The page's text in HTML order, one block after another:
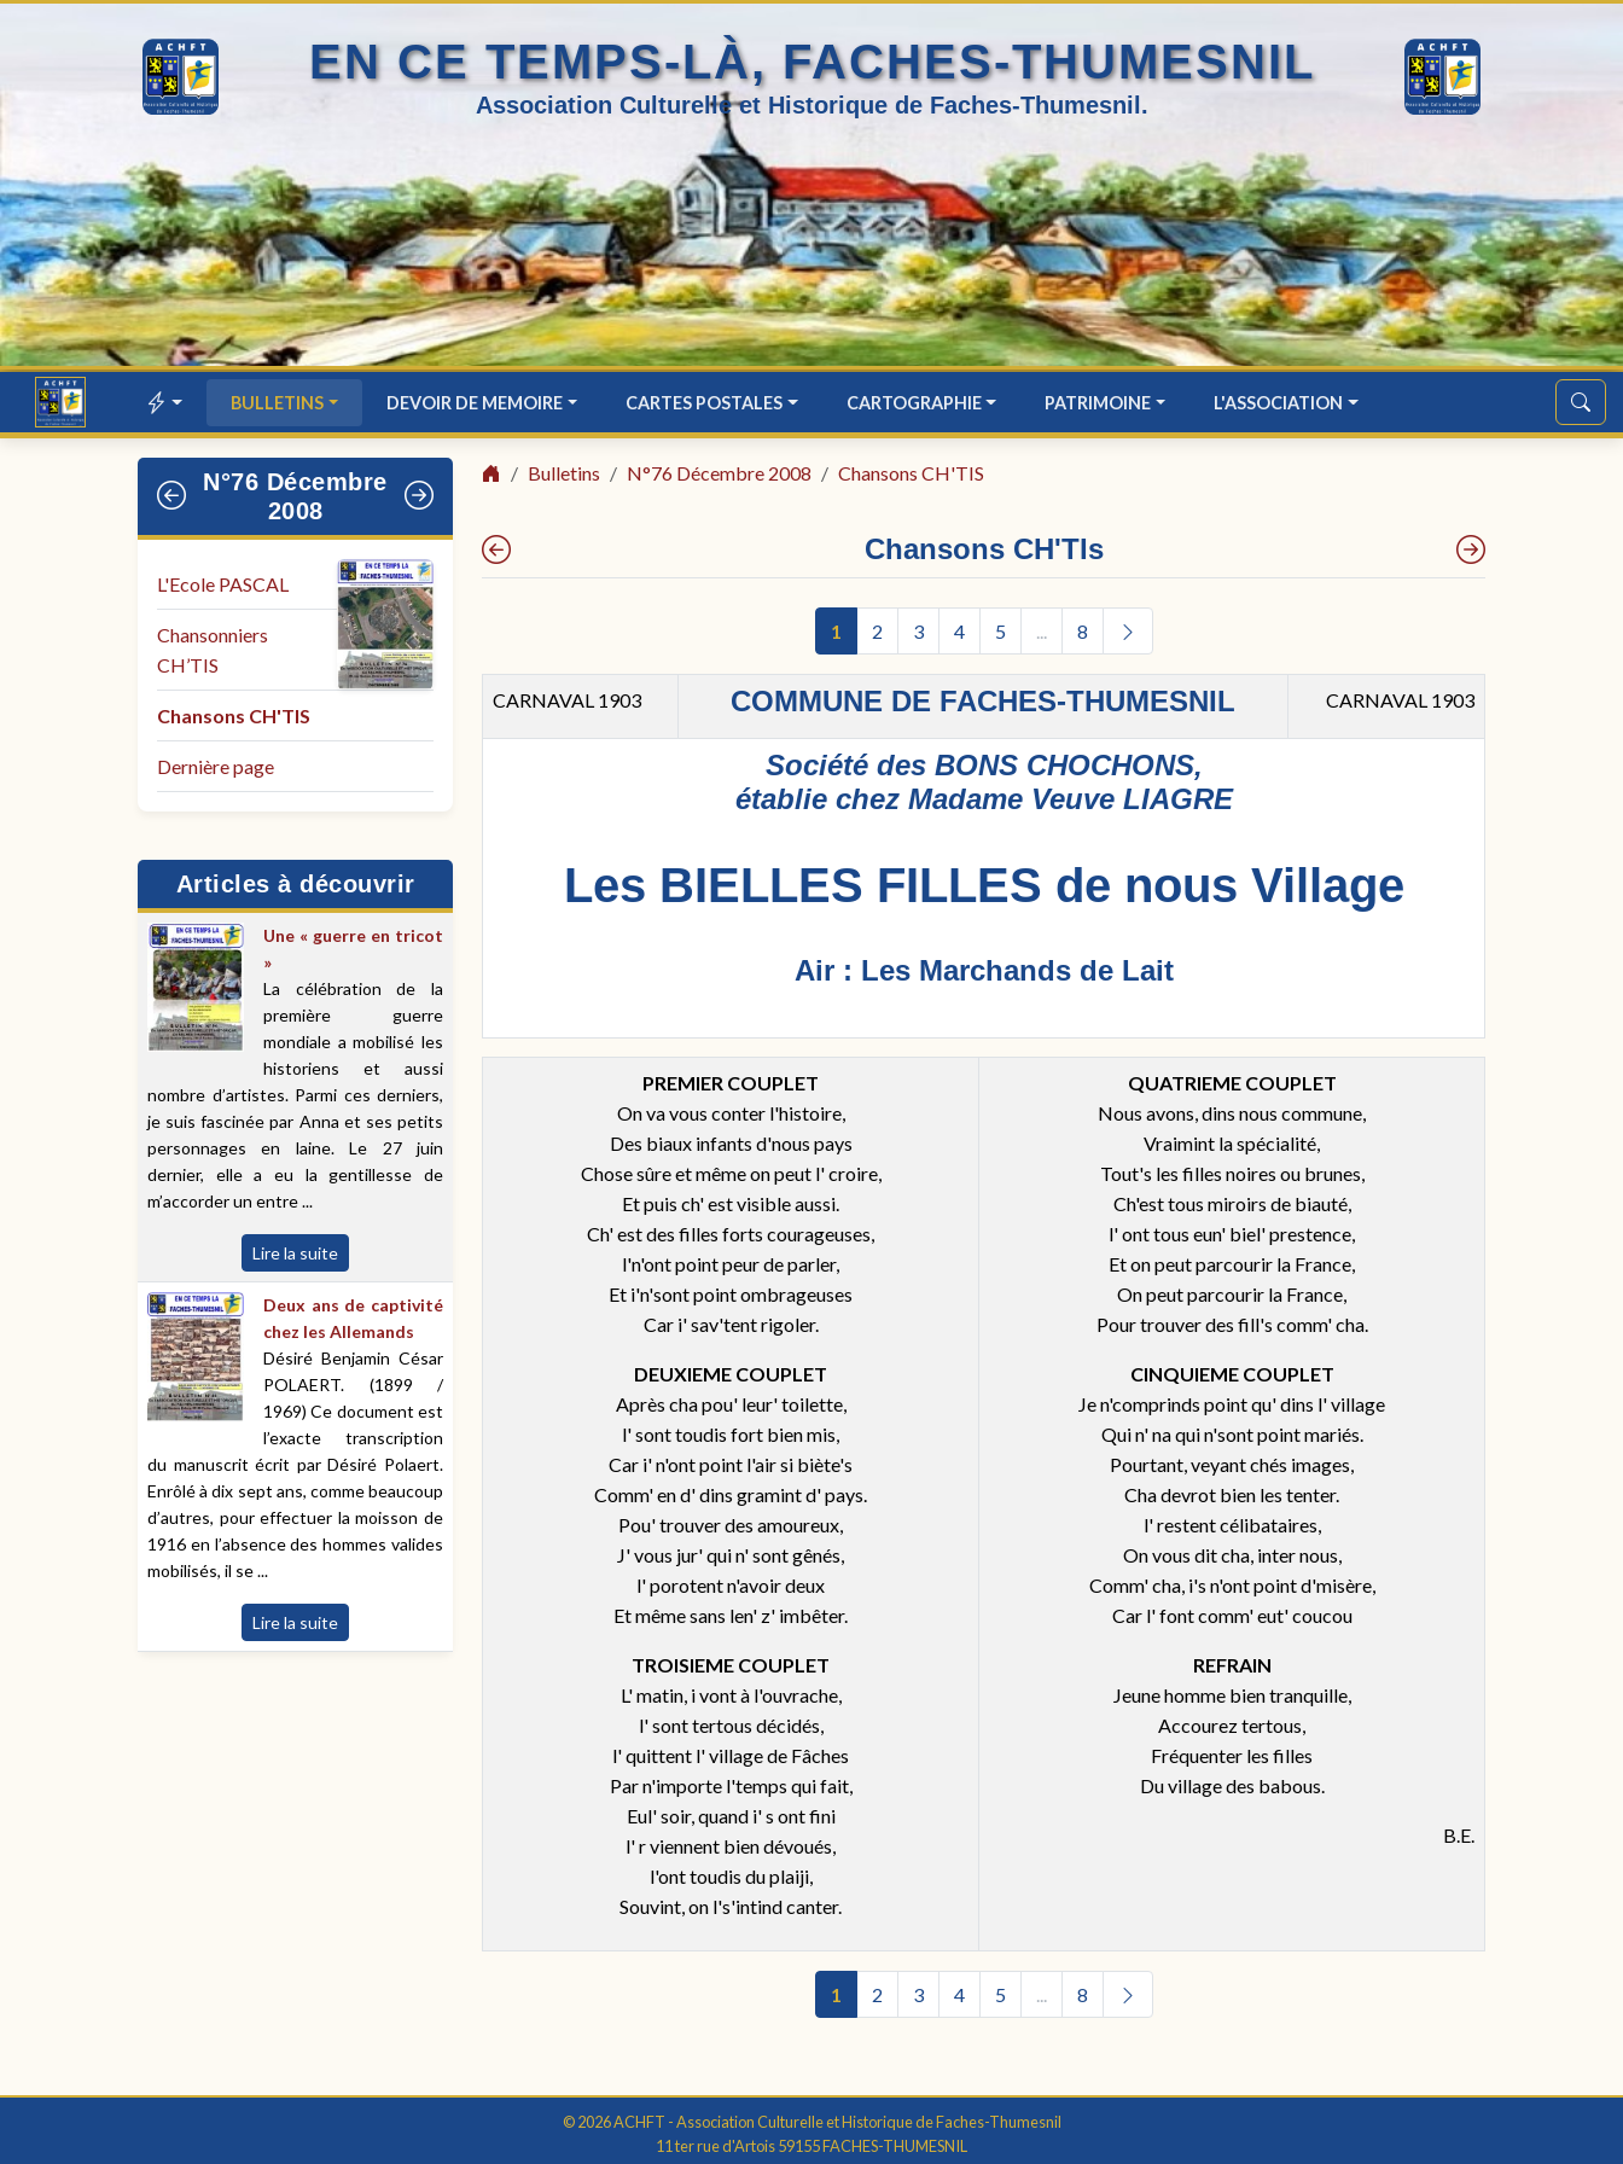
EN CE TEMPS-LÀ, FACHES-THUMESNIL
Association Culturelle et Historique de Faches-Thumesnil.
BULLETINS DEVOIR DE MEMOIRE CARTES POSTALES CARTOGRAPHIE PATRIMOINE L'ASSOCIATION
N°76 Décembre
2008
L'Ecole PASCAL
Chansonniers
CH’TIS
Chansons CH'TIS
Dernière page
Articles à découvrir
Une « guerre en tricot
»
La célébration de la
première guerre
mondiale a mobilisé les
historiens et aussi
nombre d’artistes. Parmi ces derniers,
je suis fascinée par Anna et ses petits
personnages en laine. Le 27 juin
dernier, elle a eu la gentillesse de
m’accorder un entre ...
Lire la suite
Deux ans de captivité
chez les Allemands
Désiré Benjamin César
POLAERT. (1899 /
1969) Ce document est
l’exacte transcription
du manuscrit écrit par Désiré Polaert.
Enrôlé à dix sept ans, comme beaucoup
d’autres, pour effectuer la moisson de
1916 en l’absence des hommes valides
mobilisés, il se ...
Lire la suite
Bulletins N°76 Décembre 2008 Chansons CH'TIS
Chansons CH'TIs
1 2 3 4 5 ... 8
CARNAVAL 1903 COMMUNE DE FACHES-THUMESNIL CARNAVAL 1903
Société des BONS CHOCHONS,
établie chez Madame Veuve LIAGRE
Les BIELLES FILLES de nous Village
Air : Les Marchands de Lait
PREMIER COUPLET
On va vous conter l'histoire,
Des biaux infants d'nous pays
Chose sûre et même on peut l' croire,
Et puis ch' est visible aussi.
Ch' est des filles forts courageuses,
l'n'ont point peur de parler,
Et i'n'sont point ombrageuses
Car i' sav'tent rigoler.
DEUXIEME COUPLET
Après cha pou' leur' toilette,
l' sont toudis fort bien mis,
Car i' n'ont point l'air si biète's
Comm' en d' dins gramint d' pays.
Pou' trouver des amoureux,
J' vous jur' qui n' sont gênés,
l' porotent n'avoir deux
Et même sans len' z' imbêter.
TROISIEME COUPLET
L' matin, i vont à l'ouvrache,
l' sont tertous décidés,
l' quittent l' village de Fâches
Par n'importe l'temps qui fait,
Eul' soir, quand i' s ont fini
l' r viennent bien dévoués,
l'ont toudis du plaiji,
Souvint, on l's'intind canter.
QUATRIEME COUPLET
Nous avons, dins nous commune,
Vraimint la spécialité,
Tout's les filles noires ou brunes,
Ch'est tous miroirs de biauté,
l' ont tous eun' biel' prestence,
Et on peut parcourir la France,
On peut parcourir la France,
Pour trouver des fill's comm' cha.
CINQUIEME COUPLET
Je n'comprinds point qu' dins l' village
Qui n' na qui n'sont point mariés.
Pourtant, veyant chés images,
Cha devrot bien les tenter.
l' restent célibataires,
On vous dit cha, inter nous,
Comm' cha, i's n'ont point d'misère,
Car l' font comm' eut' coucou
REFRAIN
Jeune homme bien tranquille,
Accourez tertous,
Fréquenter les filles
Du village des babous.
B.E.
1 2 3 4 5 ... 8
© 2026 ACHFT - Association Culturelle et Historique de Faches-Thumesnil
11 ter rue d'Artois 59155 FACHES-THUMESNIL